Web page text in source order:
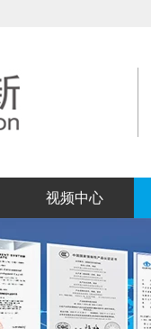
视频中心